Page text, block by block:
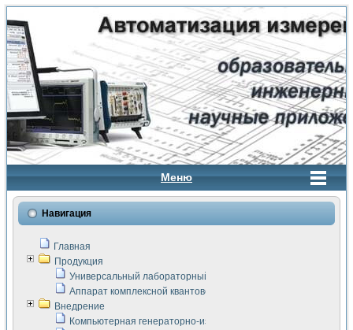
Меню
Навигация
Главная
Продукция
Универсальный лабораторный стенд "Сигнал-USB"
Аппарат комплексной квантовой терапии Интроскан
Внедрение
Компьютерная генераторно-измерительная система